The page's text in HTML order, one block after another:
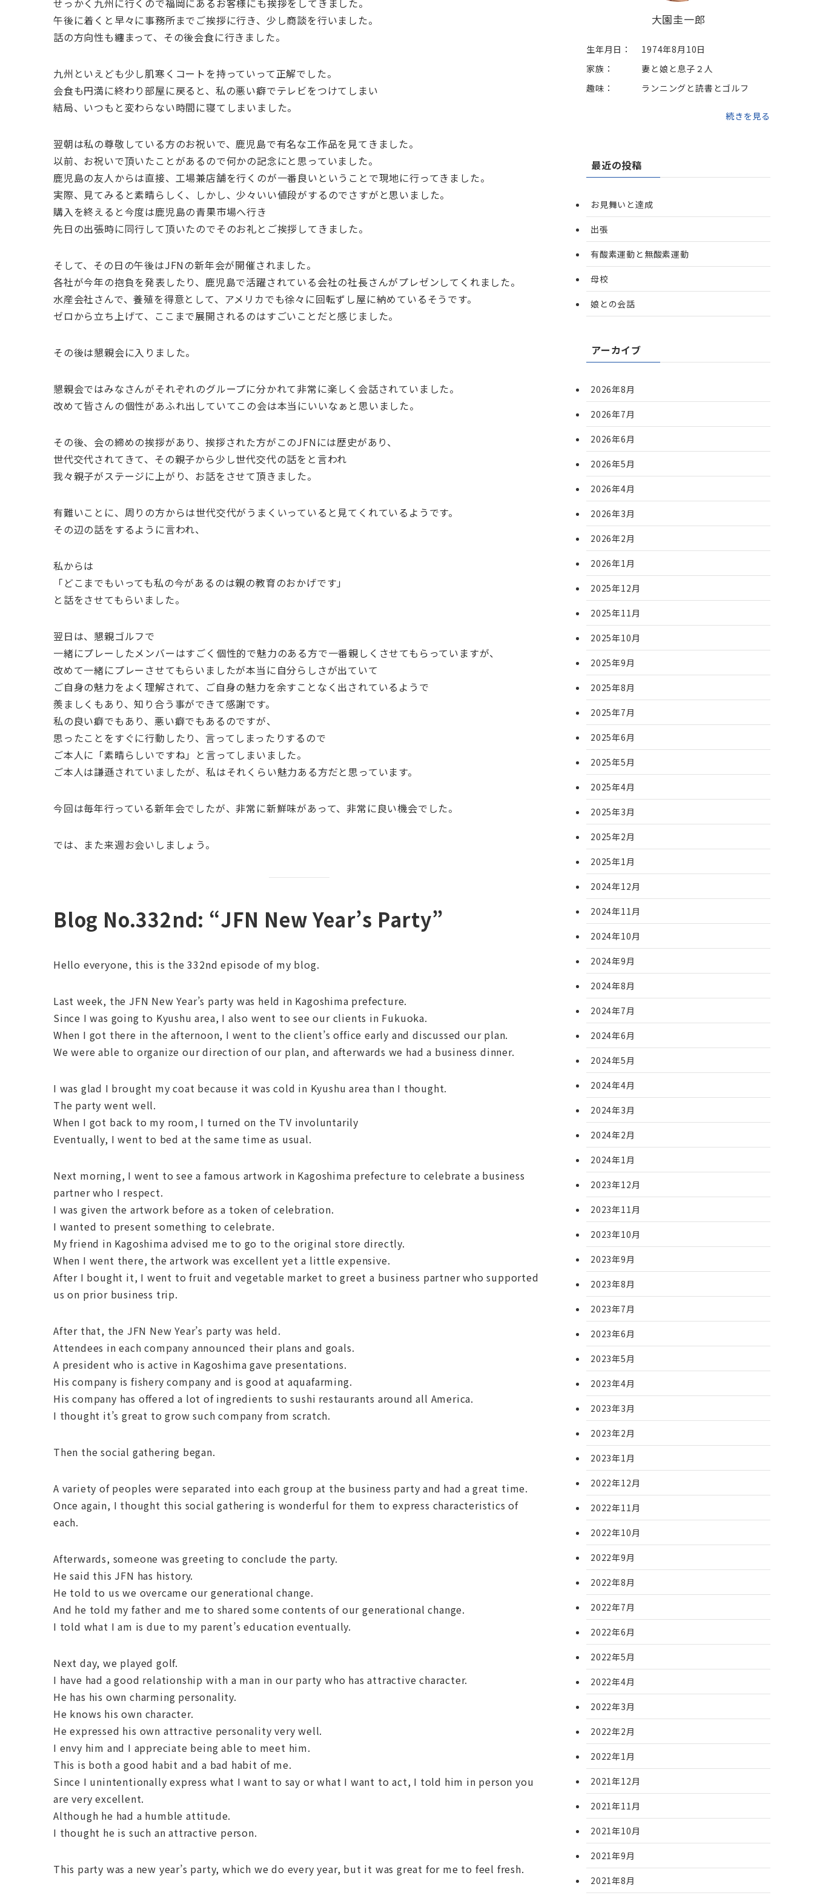
せっかく九州に行くので福岡にあるお客様にも挨拶をしてきました。
午後に着くと早々に事務所までご挨拶に行き、少し商談を行いました。
話の方向性も纏まって、その後会食に行きました。
九州といえども少し肌寒くコートを持っていって正解でした。
会食も円満に終わり部屋に戻ると、私の悪い癖でテレビをつけてしまい
結局、いつもと変わらない時間に寝てしまいました。
翌朝は私の尊敬している方のお祝いで、鹿児島で有名な工作品を見てきました。
以前、お祝いで頂いたことがあるので何かの記念にと思っていました。
鹿児島の友人からは直接、工場兼店舗を行くのが一番良いということで現地に行ってきました。
実際、見てみると素晴らしく、しかし、少々いい値段がするのでさすがと思いました。
購入を終えると今度は鹿児島の青果市場へ行き
先日の出張時に同行して頂いたのでそのお礼とご挨拶してきました。
そして、その日の午後はJFNの新年会が開催されました。
各社が今年の抱負を発表したり、鹿児島で活躍されている会社の社長さんがプレゼンしてくれました。
水産会社さんで、養殖を得意として、アメリカでも徐々に回転ずし屋に納めているそうです。
ゼロから立ち上げて、ここまで展開されるのはすごいことだと感じました。
その後は懇親会に入りました。
懇親会ではみなさんがそれぞれのグループに分かれて非常に楽しく会話されていました。
改めて皆さんの個性があふれ出していてこの会は本当にいいなぁと思いました。
その後、会の締めの挨拶があり、挨拶された方がこのJFNには歴史があり、
世代交代されてきて、その親子から少し世代交代の話をと言われ
我々親子がステージに上がり、お話をさせて頂きました。
有難いことに、周りの方からは世代交代がうまくいっていると見てくれているようです。
その辺の話をするように言われ、
私からは
「どこまでもいっても私の今があるのは親の教育のおかげです」
と話をさせてもらいました。
翌日は、懇親ゴルフで
一緒にプレーしたメンバーはすごく個性的で魅力のある方で一番親しくさせてもらっていますが、
改めて一緒にプレーさせてもらいましたが本当に自分らしさが出ていて
ご自身の魅力をよく理解されて、ご自身の魅力を余すことなく出されているようで
羨ましくもあり、知り合う事ができて感謝です。
私の良い癖でもあり、悪い癖でもあるのですが、
思ったことをすぐに行動したり、言ってしまったりするので
ご本人に「素晴らしいですね」と言ってしまいました。
ご本人は謙遜されていましたが、私はそれくらい魅力ある方だと思っています。
今回は毎年行っている新年会でしたが、非常に新鮮味があって、非常に良い機会でした。
では、また来週お会いしましょう。
Blog No.332nd: “JFN New Year’s Party”
Hello everyone, this is the 332nd episode of my blog.
Last week, the JFN New Year’s party was held in Kagoshima prefecture.
Since I was going to Kyushu area, I also went to see our clients in Fukuoka.
When I got there in the afternoon, I went to the client’s office early and discussed our plan.
We were able to organize our direction of our plan, and afterwards we had a business dinner.
I was glad I brought my coat because it was cold in Kyushu area than I thought.
The party went well.
When I got back to my room, I turned on the TV involuntarily
Eventually, I went to bed at the same time as usual.
Next morning, I went to see a famous artwork in Kagoshima prefecture to celebrate a business
partner who I respect.
I was given the artwork before as a token of celebration.
I wanted to present something to celebrate.
My friend in Kagoshima advised me to go to the original store directly.
When I went there, the artwork was excellent yet a little expensive.
After I bought it, I went to fruit and vegetable market to greet a business partner who supported
us on prior business trip.
After that, the JFN New Year’s party was held.
Attendees in each company announced their plans and goals.
A president who is active in Kagoshima gave presentations.
His company is fishery company and is good at aquafarming.
His company has offered a lot of ingredients to sushi restaurants around all America.
I thought it’s great to grow such company from scratch.
Then the social gathering began.
A variety of peoples were separated into each group at the business party and had a great time.
Once again, I thought this social gathering is wonderful for them to express characteristics of
each.
Afterwards, someone was greeting to conclude the party.
He said this JFN has history.
He told to us we overcame our generational change.
And he told my father and me to shared some contents of our generational change.
I told what I am is due to my parent’s education eventually.
Next day, we played golf.
I have had a good relationship with a man in our party who has attractive character.
He has his own charming personality.
He knows his own character.
He expressed his own attractive personality very well.
I envy him and I appreciate being able to meet him.
This is both a good habit and a bad habit of me.
Since I unintentionally express what I want to say or what I want to act, I told him in person you
are very excellent.
Although he had a humble attitude.
I thought he is such an attractive person.
This party was a new year’s party, which we do every year, but it was great for me to feel fresh.
大園圭一郎
生年月日：
1974年8月10日
家族：
妻と娘と息子２人
趣味：
ランニングと読書とゴルフ
続きを見る
最近の投稿
お見舞いと達成
出張
有酸素運動と無酸素運動
母校
娘との会話
アーカイブ
2026年8月
2026年7月
2026年6月
2026年5月
2026年4月
2026年3月
2026年2月
2026年1月
2025年12月
2025年11月
2025年10月
2025年9月
2025年8月
2025年7月
2025年6月
2025年5月
2025年4月
2025年3月
2025年2月
2025年1月
2024年12月
2024年11月
2024年10月
2024年9月
2024年8月
2024年7月
2024年6月
2024年5月
2024年4月
2024年3月
2024年2月
2024年1月
2023年12月
2023年11月
2023年10月
2023年9月
2023年8月
2023年7月
2023年6月
2023年5月
2023年4月
2023年3月
2023年2月
2023年1月
2022年12月
2022年11月
2022年10月
2022年9月
2022年8月
2022年7月
2022年6月
2022年5月
2022年4月
2022年3月
2022年2月
2022年1月
2021年12月
2021年11月
2021年10月
2021年9月
2021年8月